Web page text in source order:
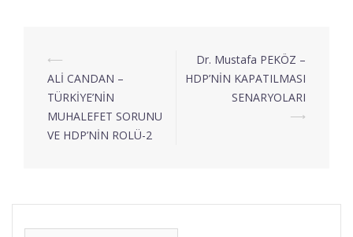
⟵
ALİ CANDAN –
TÜRKİYE’NİN
MUHALEFET SORUNU
VE HDP’NİN ROLÜ-2
Dr. Mustafa PEKÖZ –
HDP’NİN KAPATILMASI
SENARYOLARI
⟶